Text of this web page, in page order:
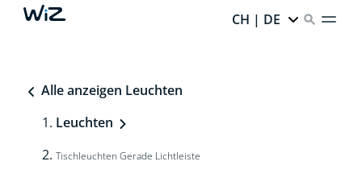
CH | DE
Alle anzeigen Leuchten
Leuchten
Tischleuchten Gerade Lichtleiste